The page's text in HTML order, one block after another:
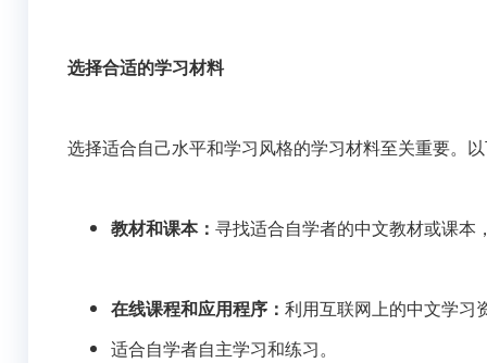
选择合适的学习材料
选择适合自己水平和学习风格的学习材料至关重要。
教材和课本： 寻找适合自学者的中文教材或课本
在线课程和应用程序： 利用互联网上的中文学习
适合自学者自主学习和练习。